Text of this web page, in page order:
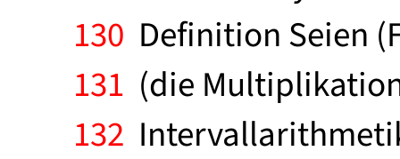
130 Definition Seien
131 (die
132